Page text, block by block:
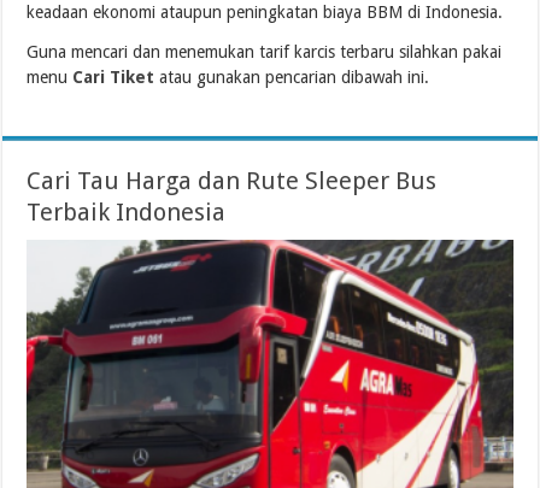
keadaan ekonomi ataupun peningkatan biaya BBM di Indonesia.
Guna mencari dan menemukan tarif karcis terbaru silahkan pakai
menu Cari Tiket atau gunakan pencarian dibawah ini.
Cari Tau Harga dan Rute Sleeper Bus
Terbaik Indonesia